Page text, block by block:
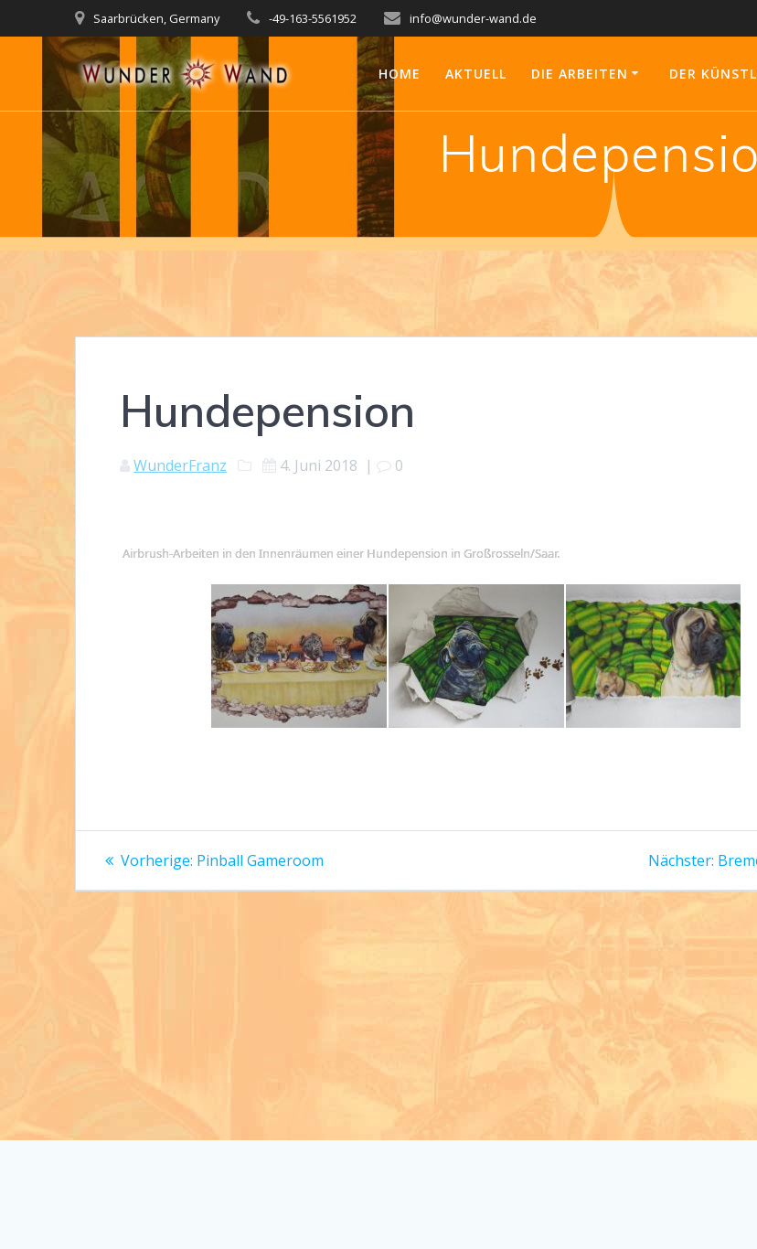
Inhalt
springen
Saarbrücken, Germany -49-163-5561952 info@wunder-wand.de
HOME AKTUELL DIE ARBEITEN DER
Hundepension
WunderFranz 4. Juni 2018 | 0
Airbrush-Arbeiten in den Innenräumen einer Hundepension in Großrosseln/Saar.
Beitragsnavigation
Vorherige: Vorheriger
Pinball Gameroom Nächster: